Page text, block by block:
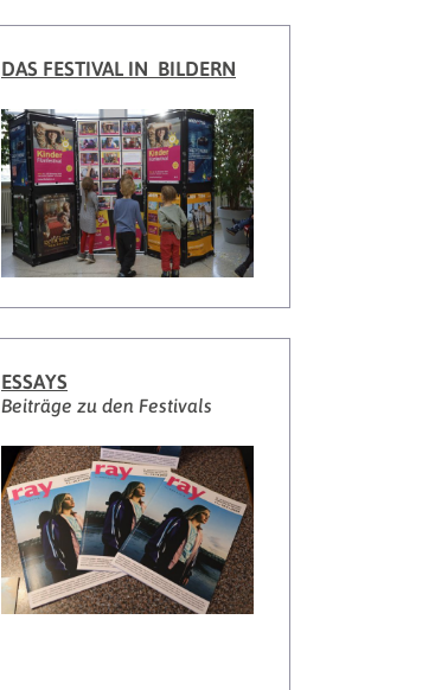
DAS FESTIVAL IN BILDERN
ESSAYS
Beiträge zu den Festivals